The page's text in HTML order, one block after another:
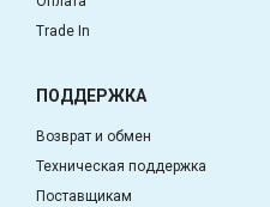
Trade In
ПОДДЕРЖКА
Возврат и обмен
Техническая поддержка
Поставщикам